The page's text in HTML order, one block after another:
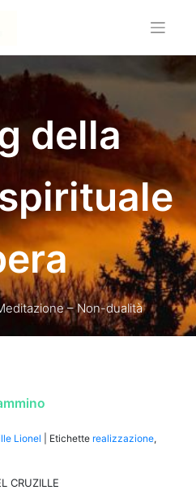
della
– Non-dualità
Lionel Etichette realizzazione,
CRUZILLE